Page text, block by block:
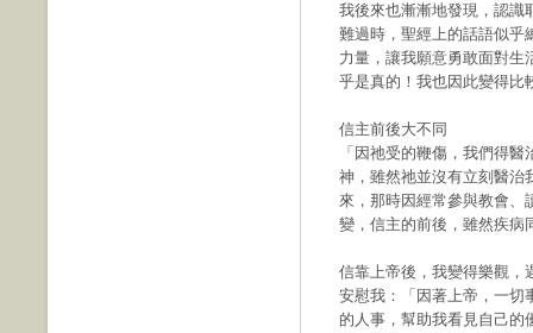
我後來也漸漸地發現，認識
難過時，聖經上的話語似乎
力量，讓我願意勇敢面對生
乎是真的！我也因此變得比
信主前後大不同
「因祂受的鞭傷，我們得
神，雖然祂並沒有立刻醫治
來，那時因經常參與教會、
變，信主的前後，雖然疾病
信靠上帝後，我變得樂觀，
安慰我：「因著上帝，一切
的人事，幫助我看見自己的